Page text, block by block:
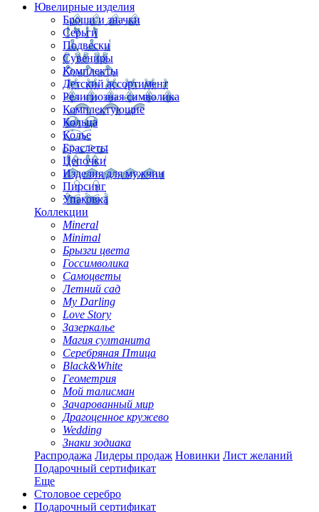
Ювелирные изделия
Броши и значки
Серьги
Подвески
Сувениры
Комплекты
Детский ассортимент
Религиозная символика
Комплектующие
Кольца
Колье
Браслеты
Цепочки
Изделия для мужчин
Пирсинг
Упаковка
Коллекции
Mineral
Minimal
Брызги цвета
Госсимволика
Самоцветы
Летний сад
My Darling
Love Story
Зазеркалье
Магия султанита
Серебряная Птица
Black&White
Геометрия
Мой талисман
Зачарованный мир
Драгоценное кружево
Wedding
Знаки зодиака
Распродажа Лидеры продаж Новинки Лист желаний
Подарочный сертификат
Еще
Столовое серебро
Подарочный сертификат